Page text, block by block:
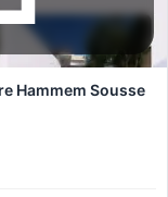
Hammem Sousse